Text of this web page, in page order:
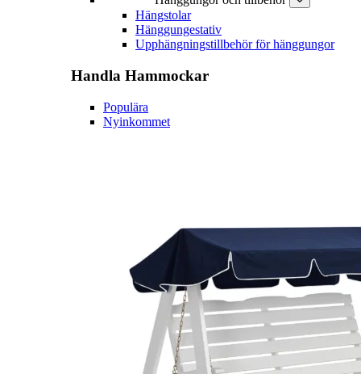
Hängstolar
Hänggungestativ
Upphängningstillbehör för hänggungor
Handla Hammockar
Populära
Nyinkommet